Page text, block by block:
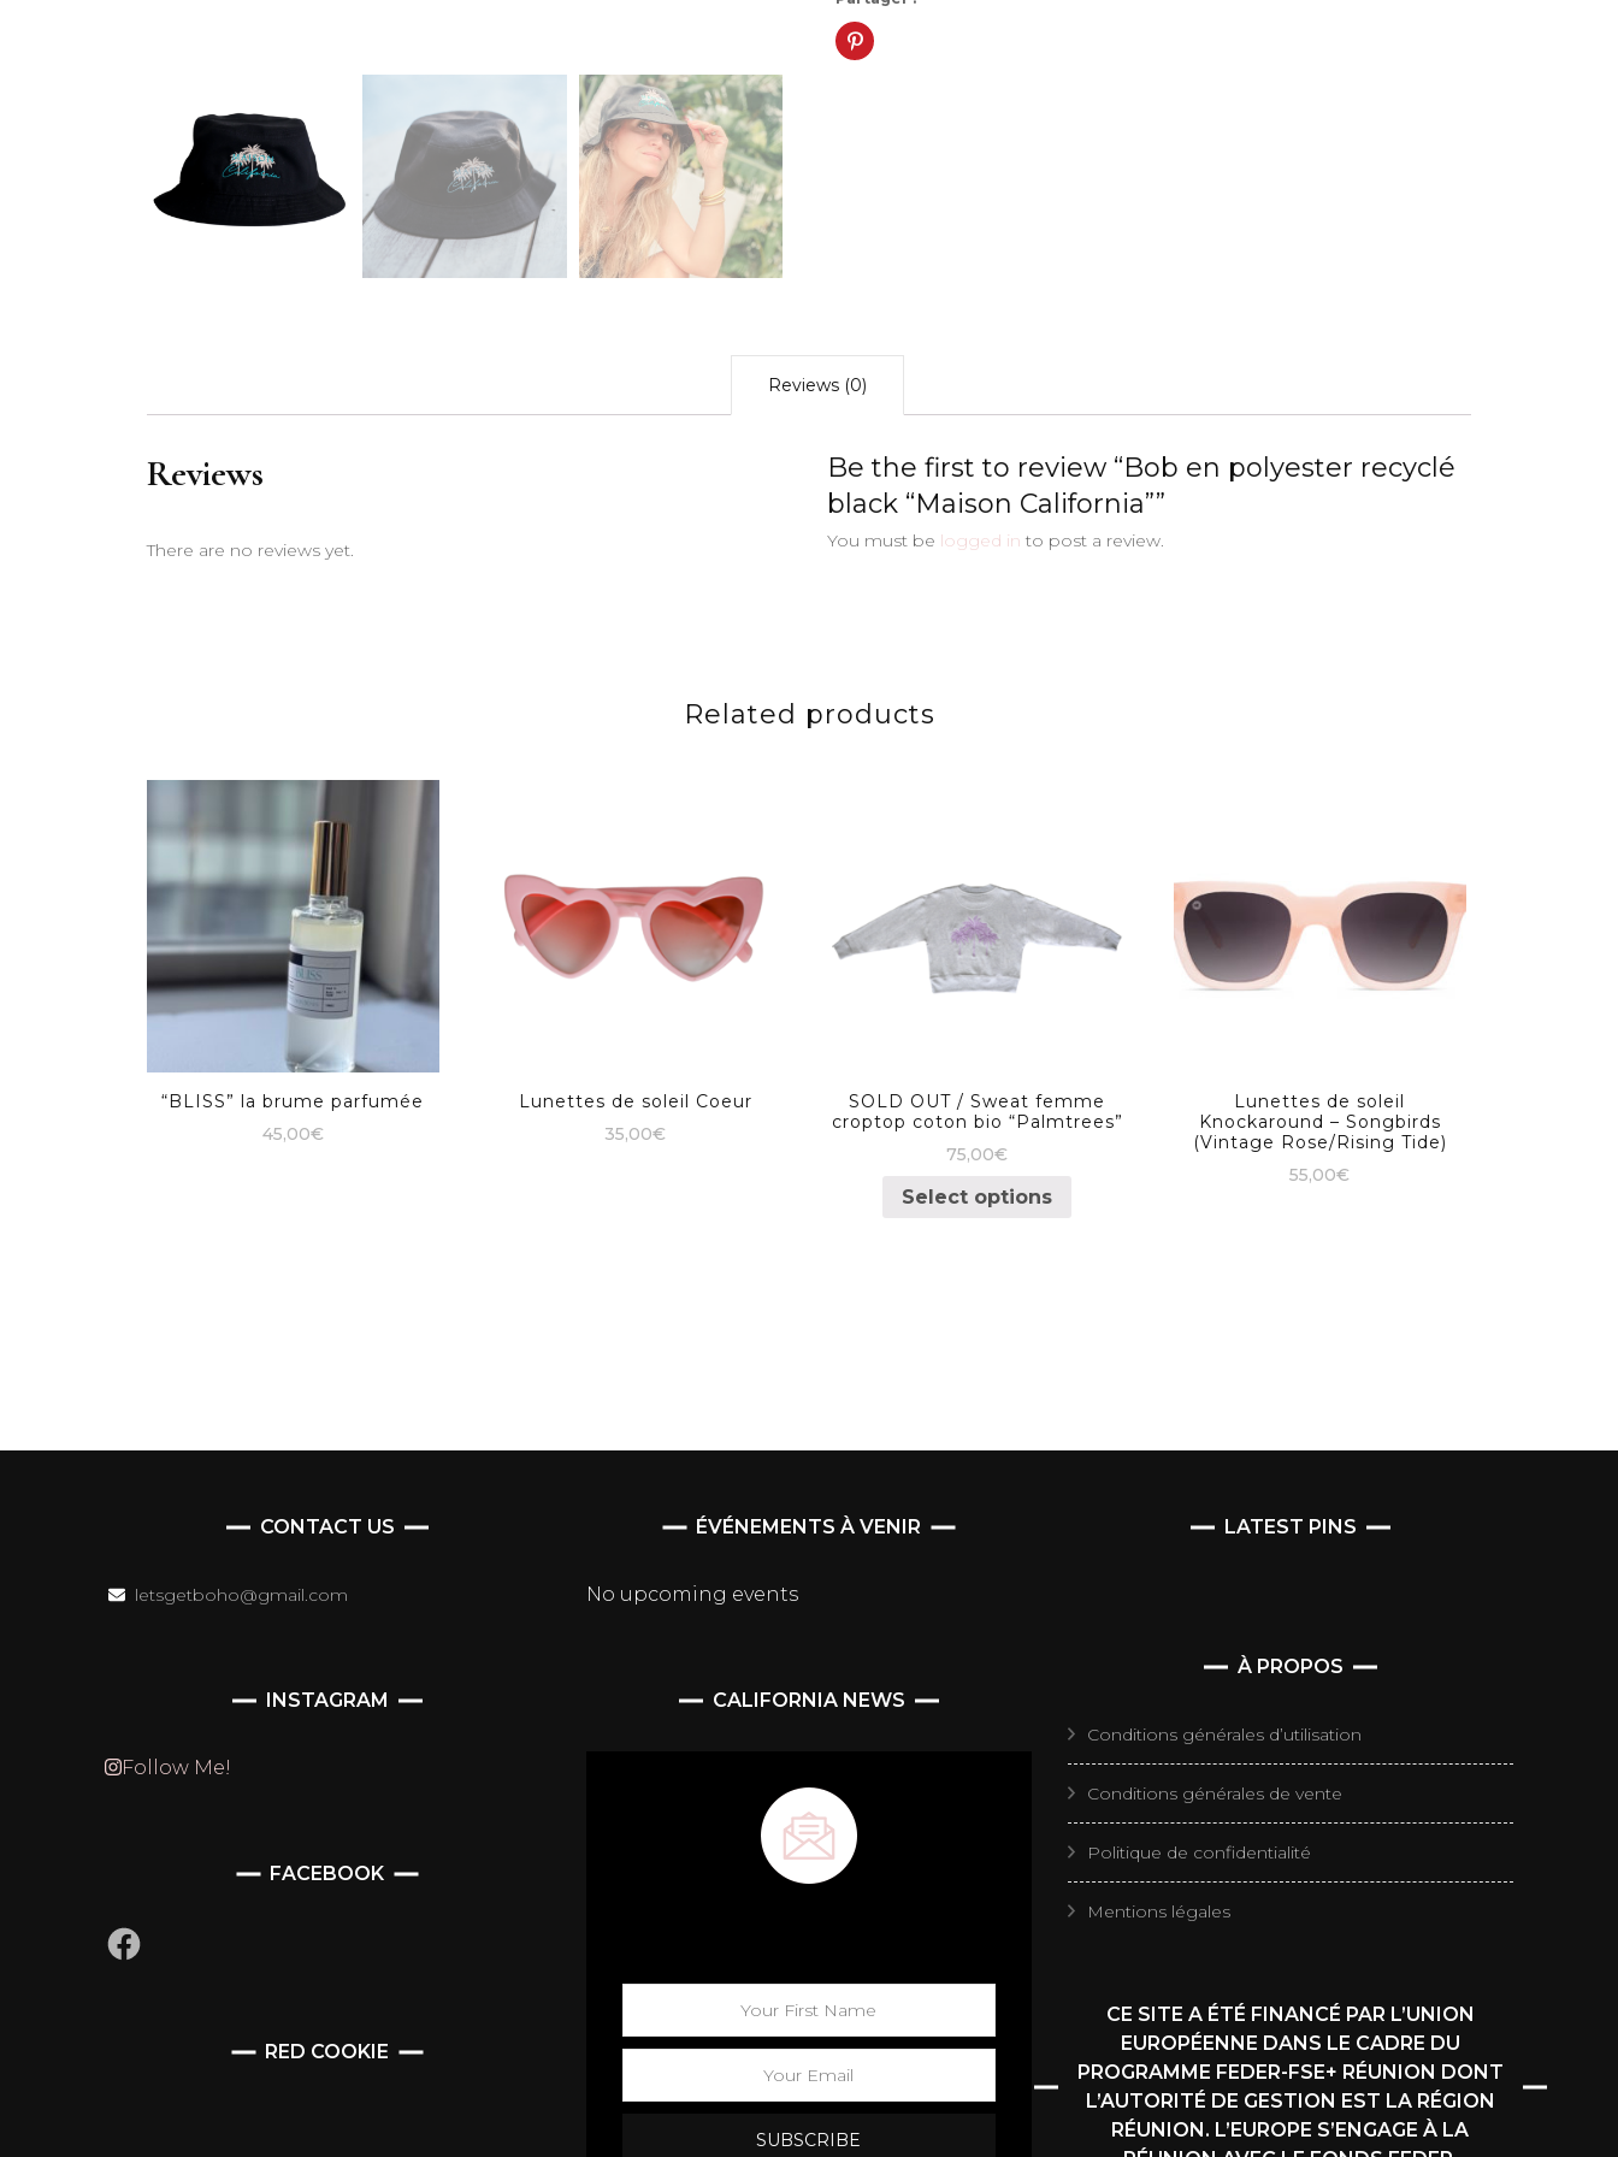
Click
to
Reviews (0)
Reviews
There are no reviews yet.
Be the first to review “Bob en polyester recyclé
black “Maison California””
You must be logged in to post a review.
Related products
“BLISS” la brume parfumée
45,00€
Lunettes de soleil Coeur
35,00€
SOLD OUT / Sweat femme
croptop coton bio “Palmtrees”
75,00€
Select options
Lunettes de soleil
Knockaround – Songbirds
(Vintage Rose/Rising Tide)
55,00€
CONTACT US
letsgetboho@gmail.com
INSTAGRAM
Follow Me!
FACEBOOK
Facebook
RED COOKIE
ÉVÉNEMENTS À VENIR
No upcoming events
CALIFORNIA NEWS
LATEST PINS
À PROPOS
Conditions générales d’utilisation
Conditions générales de vente
Politique de confidentialité
Mentions légales
CE SITE A ÉTÉ FINANCÉ PAR L’UNION
EUROPÉENNE DANS LE CADRE DU
PROGRAMME FEDER-FSE+ RÉUNION DONT
L’AUTORITÉ DE GESTION EST LA RÉGION
RÉUNION. L’EUROPE S’ENGAGE À LA